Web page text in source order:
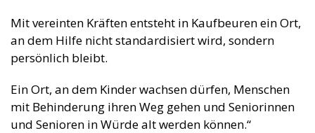
Mit vereinten Kräften entsteht in Kaufbeuren ein Ort,
an dem Hilfe nicht standardisiert wird, sondern
persönlich bleibt.
Ein Ort, an dem Kinder wachsen dürfen, Menschen
mit Behinderung ihren Weg gehen und Seniorinnen
und Senioren in Würde alt werden können.“